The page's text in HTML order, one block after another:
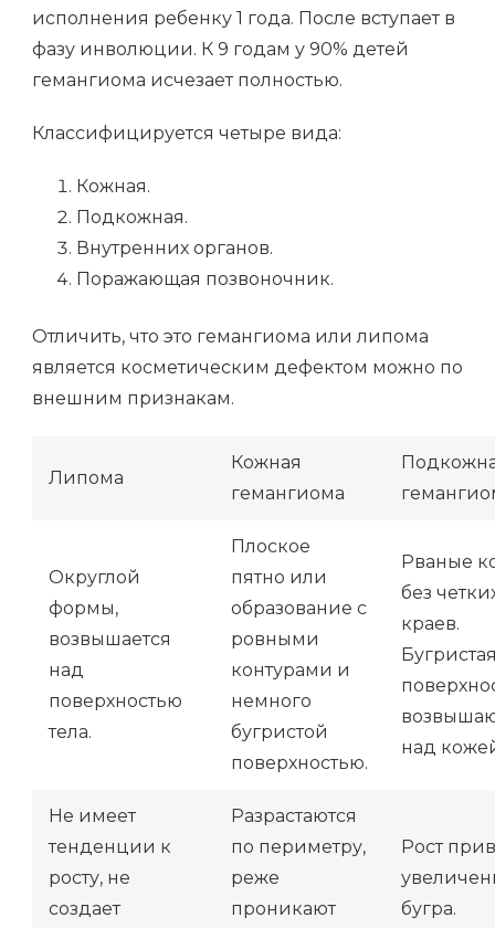
исполнения ребенку 1 года. После вступает в
фазу инволюции. К 9 годам у 90% детей
гемангиома исчезает полностью.
Классифицируется четыре вида:
Кожная.
Подкожная.
Внутренних органов.
Поражающая позвоночник.
Отличить, что это гемангиома или липома
является косметическим дефектом можно по
внешним признакам.
Липома
Кожная
гемангиома
Округлой
формы,
возвышается
над
поверхностью
тела.
Плоское
пятно или
образование с
ровными
контурами и
немного
бугристой
поверхностью.
Рваные
без
краев.
над
Не имеет
тенденции к
росту, не
создает
Разрастаются
по периметру,
реже
проникают
Рост
бугра.